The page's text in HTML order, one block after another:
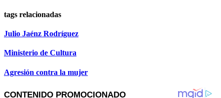
tags relacionadas
Julio Jaénz Rodríguez
Ministerio de Cultura
Agresión contra la mujer